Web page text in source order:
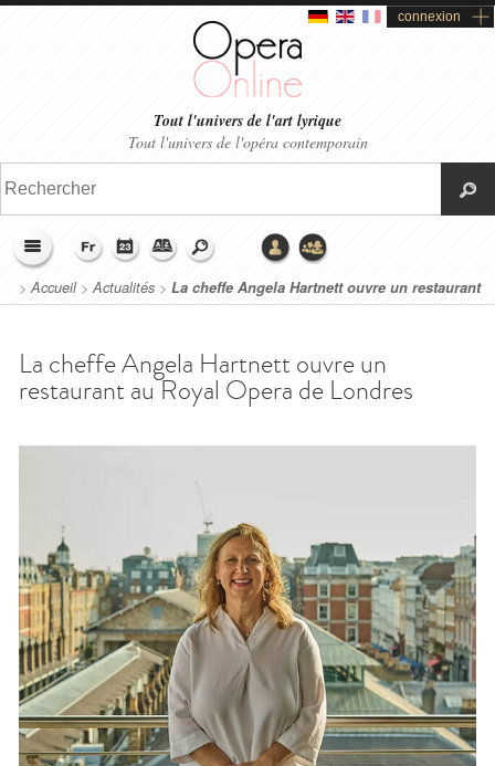
connexion
Tout l'univers de l'art lyrique
Tout l'univers de l'opéra contemporain
>Accueil>Actualités > La cheffe Angela Hartnett ouvre un restaurant
au Royal Opera de Londres
La cheffe Angela Hartnett ouvre un
restaurant au Royal Opera de Londres